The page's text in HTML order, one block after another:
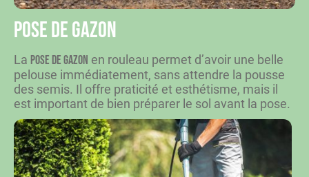
Pose de gazon
La pose de gazon en rouleau permet d’avoir une belle
pelouse immédiatement, sans attendre la pousse
des semis. Il offre praticité et esthétisme, mais il
est important de bien préparer le sol avant la pose.